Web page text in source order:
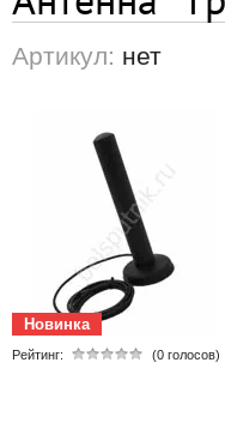
Убедительная просьба в
каналов и не перезагружать
сервисов возобновится
автоматически по завершении
профилактических работ.
Артикул: нет
Новинка
Рейтинг: (0 голосов)